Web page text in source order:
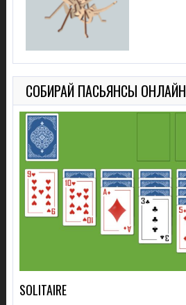
СОБИРАЙ ПАСЬЯНСЫ ОНЛАЙН
SOLITAIRE